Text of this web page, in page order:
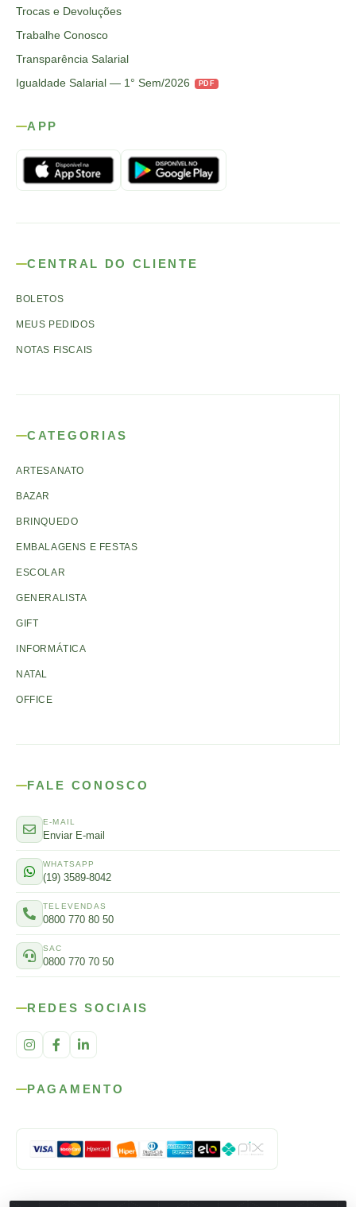
Trocas e Devoluções
Trabalhe Conosco
Transparência Salarial
Igualdade Salarial — 1° Sem/2026
PDF
APP
CENTRAL DO CLIENTE
BOLETOS
MEUS PEDIDOS
NOTAS FISCAIS
CATEGORIAS
ARTESANATO
BAZAR
BRINQUEDO
EMBALAGENS E FESTAS
ESCOLAR
GENERALISTA
GIFT
INFORMÁTICA
NATAL
OFFICE
FALE CONOSCO
E-MAIL
Enviar E-mail
WHATSAPP
(19) 3589-8042
TELEVENDAS
0800 770 80 50
SAC
0800 770 70 50
REDES SOCIAIS
PAGAMENTO